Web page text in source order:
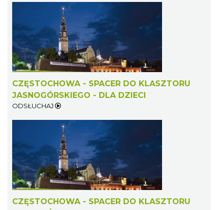
CZĘSTOCHOWA - SPACER DO KLASZTORU
JASNOGÓRSKIEGO - DLA DZIECI
ODSŁUCHAJ
CZĘSTOCHOWA - SPACER DO KLASZTORU